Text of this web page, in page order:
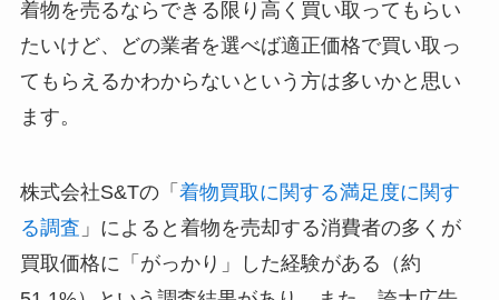
着物を売るならできる限り高く買い取ってもらい
たいけど、どの業者を選べば適正価格で買い取っ
てもらえるかわからないという方は多いかと思い
ます。
株式会社S&Tの「 着物買取に関する満足度に関す
る調査 」によると着物を売却する消費者の多くが
買取価格に「がっかり」した経験がある（約